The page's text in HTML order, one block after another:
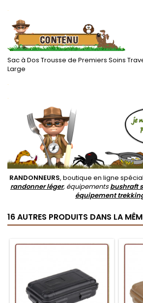
.
Sac à Dos Trousse de Premiers Soins
Large
.
.
RANDONNEURS, boutique en ligne
randonner léger, équipementsbushraft
équipement
16 AUTRES PRODUITS DANS LA